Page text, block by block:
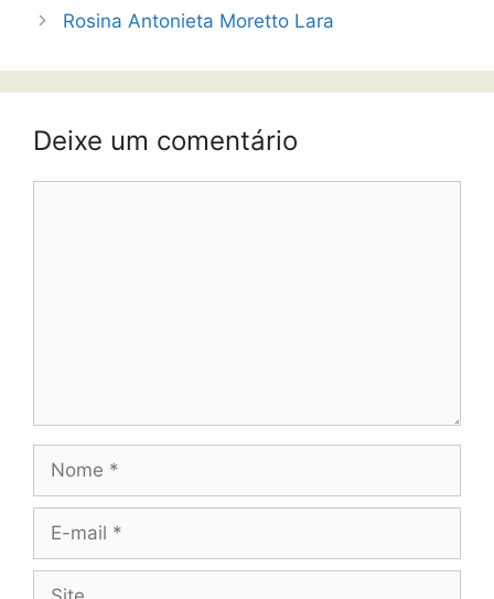
Rosina Antonieta Moretto Lara
Deixe um comentário